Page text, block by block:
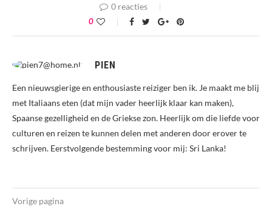
0 reacties
0
PIEN
Een nieuwsgierige en enthousiaste reiziger ben ik. Je maakt me blij
met Italiaans eten (dat mijn vader heerlijk klaar kan maken),
Spaanse gezelligheid en de Griekse zon. Heerlijk om die liefde voor
culturen en reizen te kunnen delen met anderen door erover te
schrijven. Eerstvolgende bestemming voor mij: Sri Lanka!
Vorige pagina